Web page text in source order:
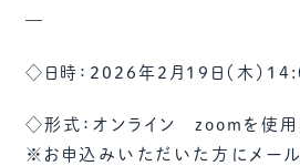
—
◇日時：2026年2月19日（木）
◇形式：オンライン zoomを使用
※お申込みいただいた方にメー